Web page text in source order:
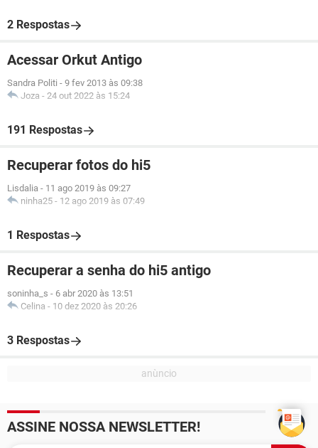
2 Respostas
Acessar Orkut Antigo
Sandra Politi - 9 fev 2013 às 09:38
Joza - 24 out 2022 às 15:24
191 Respostas
Recuperar fotos do hi5
Lisdalia - 11 ago 2019 às 09:27
ninha25 - 12 ago 2019 às 07:49
1 Respostas
Recuperar a senha do hi5 antigo
soninha_s - 6 abr 2020 às 13:51
Celina - 10 dez 2020 às 20:26
3 Respostas
ASSINE NOSSA NEWSLETTER!